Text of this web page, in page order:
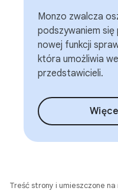
Monzo zwalcza
podszywaniem się
nowej funkcji
która umożliwia
przedstawicieli.
Treść strony i umieszczone